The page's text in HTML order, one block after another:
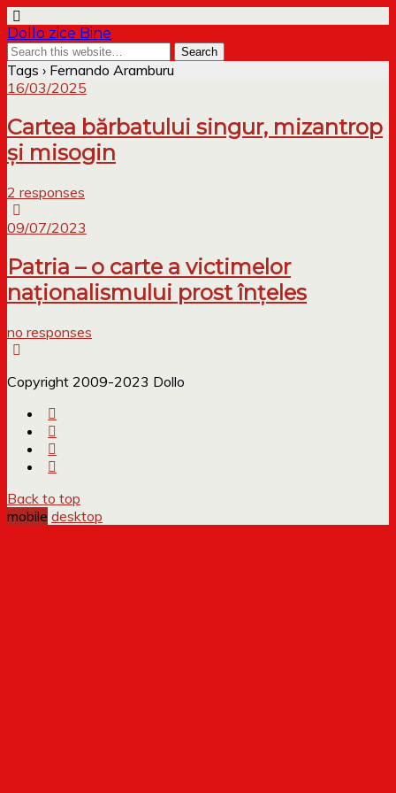
Dollo zice Bine
Tags › Fernando Aramburu
16/03/2025
Cartea bărbatului singur, mizantrop
și misogin
2 responses
09/07/2023
Patria – o carte a victimelor
naționalismului prost înțeles
no responses
Copyright 2009-2023 Dollo
Back to top
mobile desktop